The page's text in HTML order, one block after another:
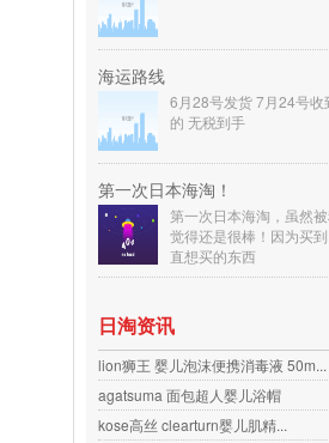
海运路线
6月28号发货 7月24号收
的 无税到手
第一次日本海淘！
第一次日本海淘，虽然
觉得还是很棒！因为买
直想买的东西
日淘资讯
lion狮王 婴儿泡沫便携消毒液 50m...
agatsuma 面包超人婴儿浴帽
kose高丝 clearturn婴儿肌精...